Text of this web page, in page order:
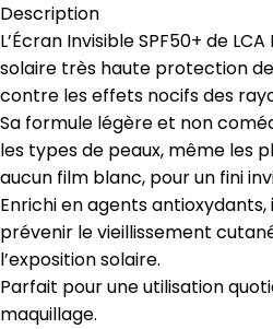
Description
L’Écran Invisible SPF50+ de
solaire très haute protection
contre les effets nocifs des
Sa formule légère et non
les types de peaux, même les
aucun film blanc, pour un fini
Enrichi en agents
prévenir le vieillissement
l’exposition solaire.
Parfait pour une utilisation
maquillage.